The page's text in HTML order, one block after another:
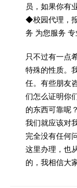
员，如果你有
◆校园代理，
务 为您服务 专
只不过有一点
特殊的性质。
任。有些朋友
们怎么证明你
的东西可靠呢
我们就应该对
完全没有任何
这里办理，也
的，我相信大